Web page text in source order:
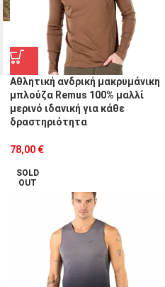
Αθλητική ανδρική μακρυμάνικη
μπλούζα Remus 100% μαλλί
μερινό ιδανική για κάθε
δραστηριότητα
78,00 €
SOLD
OUT